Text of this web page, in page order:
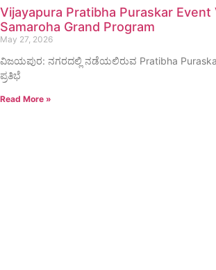
Vijayapura Pratibha Puraskar
Samaroha Grand Program
May 27, 2026
ವಿಜಯಪುರ: ನಗರದಲ್ಲಿ ನಡೆಯಲಿರುವ Pratibha
ಪ್ರತಿಭೆ
Read More »